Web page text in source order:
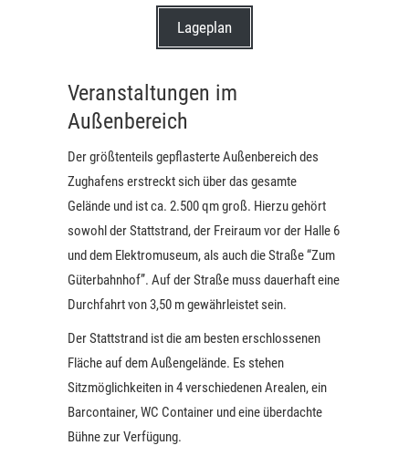
Lageplan
Veranstaltungen im
Außenbereich
Der größtenteils gepflasterte Außenbereich des
Zughafens erstreckt sich über das gesamte
Gelände und ist ca. 2.500 qm groß. Hierzu gehört
sowohl der Stattstrand, der Freiraum vor der Halle 6
und dem Elektromuseum, als auch die Straße “Zum
Güterbahnhof”. Auf der Straße muss dauerhaft eine
Durchfahrt von 3,50 m gewährleistet sein.
Der Stattstrand ist die am besten erschlossenen
Fläche auf dem Außengelände. Es stehen
Sitzmöglichkeiten in 4 verschiedenen Arealen, ein
Barcontainer, WC Container und eine überdachte
Bühne zur Verfügung.